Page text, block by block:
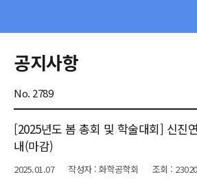
공지사항
No. 2789
[2025년도 봄 총회 및 학술대회] 신진
내(마감)
2025.01.07 작성자 : 화학공학회 조회 : 23020